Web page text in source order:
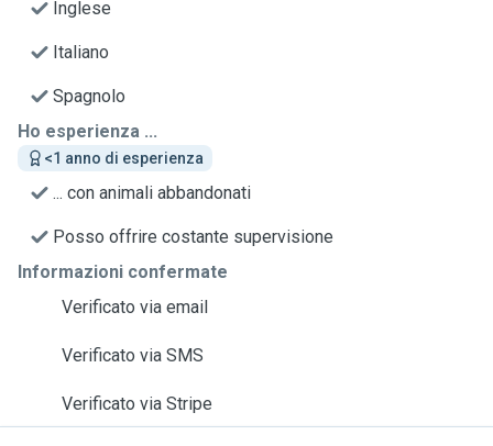
Inglese
Italiano
Spagnolo
Ho esperienza ...
<1 anno di esperienza
... con animali abbandonati
Posso offrire costante supervisione
Informazioni confermate
Verificato via email
Verificato via SMS
Verificato via Stripe